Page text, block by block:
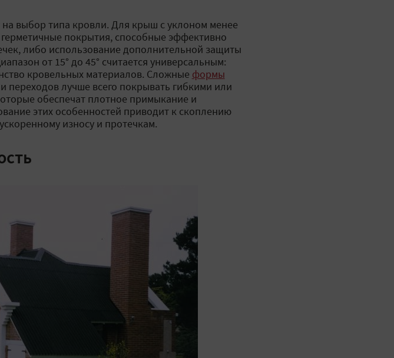
выбор типа кровли. Для крыш с уклоном менее
покрытия, способные эффективно
либо использование дополнительной защиты
от 15° до 45° считается универсальным:
кровельных материалов. Сложные формы
переходов лучше всего покрывать гибкими или
обеспечат плотное примыкание и
этих особенностей приводит к скоплению
износу и протечкам.